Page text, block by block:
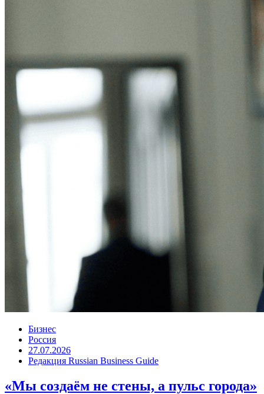
Бизнес
Россия
27.07.2026
Редакция Russian Business Guide
«Мы создаём не стены, а пульс города»